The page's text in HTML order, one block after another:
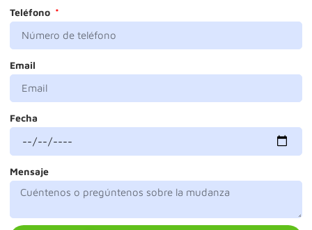
Teléfono
Email
Fecha
Mensaje